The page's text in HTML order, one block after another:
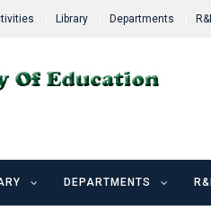
Library Departments
DEPARTMENTS